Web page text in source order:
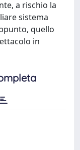
a rischio la
sistema
quello
in